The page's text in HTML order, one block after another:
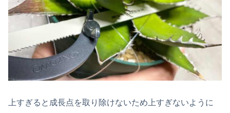
上すぎると成長点を取り除けないため上すぎないように